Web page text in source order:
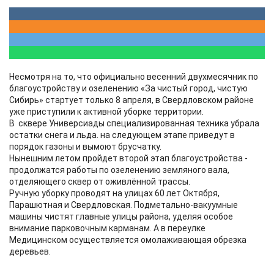
Несмотря на то, что официально весенний двухмесячник по
благоустройству и озеленению «За чистый город, чистую
Сибирь» стартует только 8 апреля, в Свердловском районе
уже приступили к активной уборке территории.
​В сквере Универсиады специализированная техника убрала
остатки снега и льда. на следующем этапе приведут в
порядок газоны и вымоют брусчатку.
Нынешним летом пройдет второй этап благоустройства -
продолжатся работы по озеленению земляного вала,
отделяющего сквер от оживлённой трассы.
Ручную уборку проводят на улицах 60 лет Октября,
Парашютная и Свердловская. Подметально-вакуумные
машины чистят главные улицы района, уделяя особое
внимание парковочным карманам. А в переулке
Медицинском осуществляется омолаживающая обрезка
деревьев.